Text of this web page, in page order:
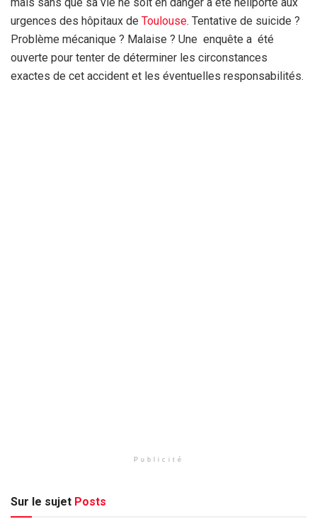
mais sans que sa vie ne soit en danger a été héliporté aux
urgences des hôpitaux de Toulouse. Tentative de suicide ?
Problème mécanique ? Malaise ? Une enquête a été
ouverte pour tenter de déterminer les circonstances
exactes de cet accident et les éventuelles responsabilités.
Publicité
Sur le sujet Posts